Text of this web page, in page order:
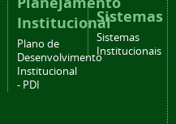
Institucional
Plano de
Desenvolvimento
Institucional
- PDI
Sistemas
Sistemas
Institucionais